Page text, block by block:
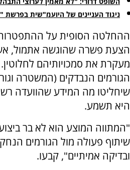
ניגוד העניינים של היועמ"שית בפרשת
ההחלטה הסופית על
הצעת פשרה שהוגשה אתמול,
מעקרת את סמכויותיהם
הגורמים הנבדקים (המשטרה
שיחליטו מה המידע שהוועדה
היא תשמע.
"המתווה המוצע הוא לא בר
שיתוף פעולה מול הגורמים
ובדיקה אמיתיים", קבעו.